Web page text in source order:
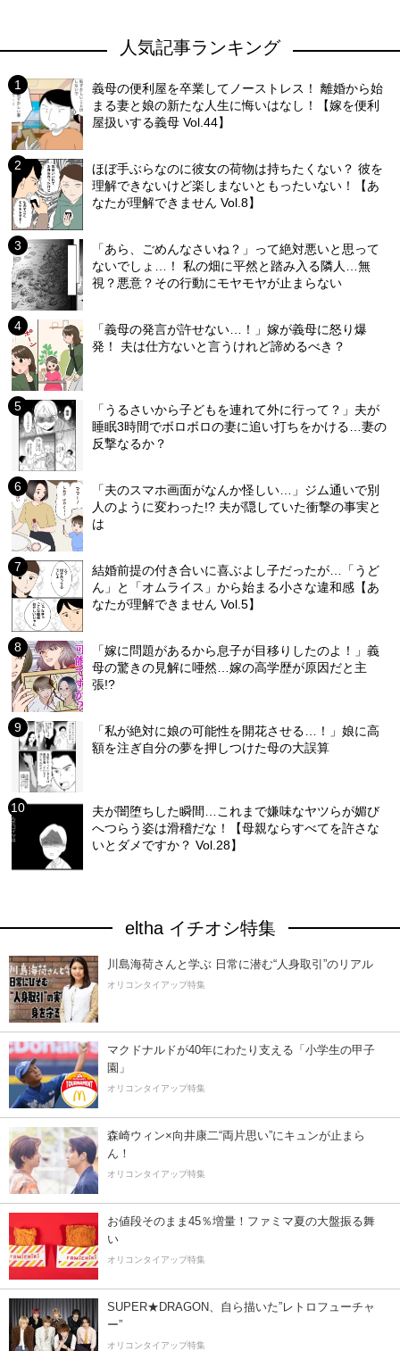
人気記事ランキング
義母の便利屋を卒業してノーストレス！ 離婚から始
まる妻と娘の新たな人生に悔いはなし！【嫁を便利
屋扱いする義母 Vol.44】
ほぼ手ぶらなのに彼女の荷物は持ちたくない？ 彼を
理解できないけど楽しまないともったいない！【あ
なたが理解できません Vol.8】
「あら、ごめんなさいね？」って絶対悪いと思って
ないでしょ…！ 私の畑に平然と踏み入る隣人…無
視？悪意？その行動にモヤモヤが止まらない
「義母の発言が許せない…！」嫁が義母に怒り爆
発！ 夫は仕方ないと言うけれど諦めるべき？
「うるさいから子どもを連れて外に行って？」夫が
睡眠3時間でボロボロの妻に追い打ちをかける…妻の
反撃なるか？
「夫のスマホ画面がなんか怪しい…」ジム通いで別
人のように変わった!? 夫が隠していた衝撃の事実と
は
結婚前提の付き合いに喜ぶよし子だったが…「うど
ん」と「オムライス」から始まる小さな違和感【あ
なたが理解できません Vol.5】
「嫁に問題があるから息子が目移りしたのよ！」義
母の驚きの見解に唖然…嫁の高学歴が原因だと主
張!?
「私が絶対に娘の可能性を開花させる…！」娘に高
額を注ぎ自分の夢を押しつけた母の大誤算
夫が闇堕ちした瞬間…これまで嫌味なヤツらが媚び
へつらう姿は滑稽だな！【母親ならすべてを許さな
いとダメですか？ Vol.28】
eltha イチオシ特集
川島海荷さんと学ぶ 日常に潜む“人身取引”のリアル
オリコンタイアップ特集
マクドナルドが40年にわたり支える「小学生の甲子
園」
オリコンタイアップ特集
森崎ウィン×向井康二“両片思い”にキュンが止まら
ん！
オリコンタイアップ特集
お値段そのまま45％増量！ファミマ夏の大盤振る舞
い
オリコンタイアップ特集
SUPER★DRAGON、自ら描いた”レトロフューチャ
ー”
オリコンタイアップ特集